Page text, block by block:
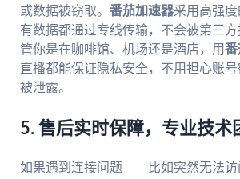
或数据被窃取。 番茄加速器采用高强
有数据都通过专线传输，不会被第三
管你是在咖啡馆、机场还是酒店，用番
直播都能保证隐私安全，不用担心账
被泄露。
5. 售后实时保障，专业技术
如果遇到连接问题——比如突然无法访